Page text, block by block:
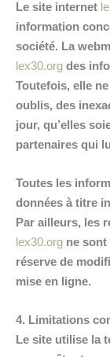
Le site internet
information
société. La
lex30.org des
Toutefois, elle
oublis, des
jour, qu’elles
partenaires qui
Toutes les
données à titre
Par ailleurs, les
lex30.org ne
réserve de
mise en ligne.
4. Limitations
Le site utilise la